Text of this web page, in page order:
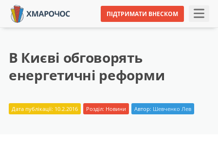
ПІДТРИМАТИ ВНЕСКОМ
В Києві обговорять
енергетичні реформи
Дата публікації: 10.2.2016 Розділ: Новини Автор: Шевченко Лев